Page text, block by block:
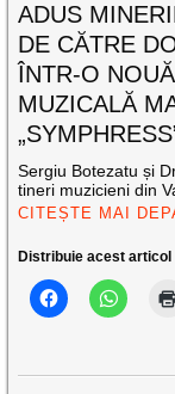
ADUS
DE CĂTRE
ÎNTR-O
MUZICALĂ
Sergiu Botezatu și
tineri muzicieni din
CITEȘTE MAI
Distribuie acest articol